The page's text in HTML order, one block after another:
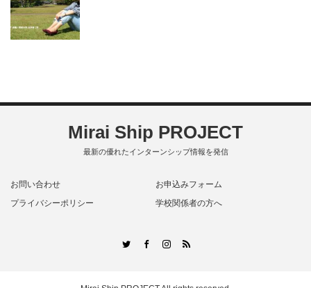
Mirai Ship PROJECT
最新の優れたインターンシップ情報を発信
お問い合わせ
お申込みフォーム
プライバシーポリシー
学校関係者の方へ
TwitterFacebookInstagram
RSS